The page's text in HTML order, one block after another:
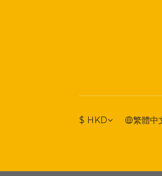
$ HKD 繁體中